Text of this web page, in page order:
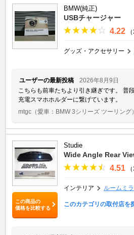
BMW(純正)
USBチャージャー
4.22
グッズ・アクセサリー
ユーザーの最新投稿
2026年8月9日
こちらも前車たちより引き継ぎです。 普
充電スマホホルダーに繋げています。
mtgc （愛車：BMW 3シリーズ ツーリング）
この商品の
価格を比較する
Studie
Wide Angle Rear
4.51
インテリア ルームミ
このカテゴリの取付店を